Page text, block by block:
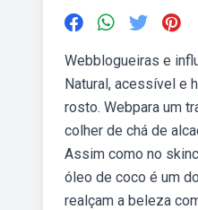
Webblogueiras e
Natural, acessível e
rosto. Webpara um
colher de chá de
Assim como no
óleo de coco é um
realçam a beleza